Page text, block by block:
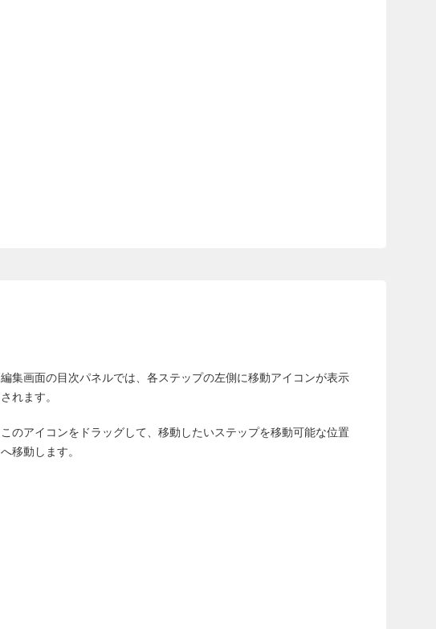
編集画面の目次パネルでは、各ステップの左側に移動アイコンが表示
されます。
このアイコンをドラッグして、移動したいステップを移動可能な位置
へ移動します。